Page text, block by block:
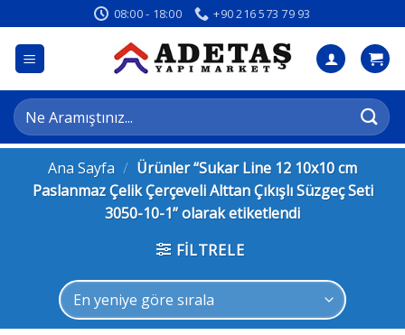
atla
08:00 - 18:00 +90 216 573 79 93
Ara:
Ana Sayfa / Ürünler “Sukar Line 12 10x10 cm
Paslanmaz Çelik Çerçeveli Alttan Çıkışlı Süzgeç Seti
3050-10-1” olarak etiketlendi
FILTRELE